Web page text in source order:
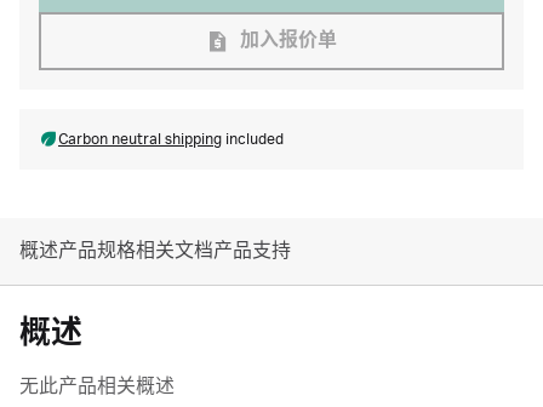
加入报价单
Carbon neutral shipping included
概述产品规格相关文档产品支持
概述
无此产品相关概述